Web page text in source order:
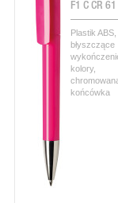
F1 C CR 61
Plastik ABS,
błyszczące
kolory,
końcówka